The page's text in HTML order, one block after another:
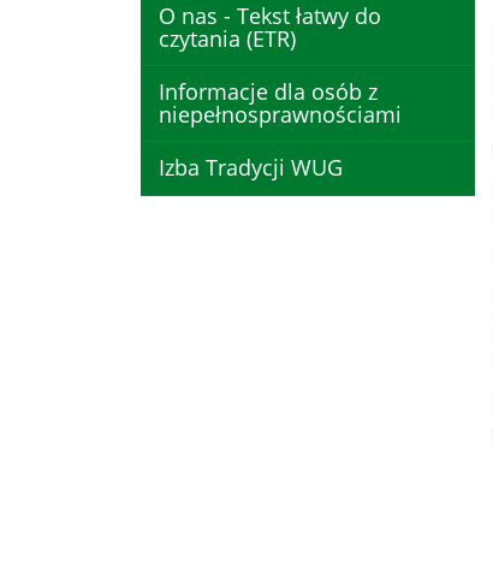
O nas - Tekst łatwy do
czytania (ETR)
Informacje dla osób z
niepełnosprawnościami
Izba Tradycji WUG